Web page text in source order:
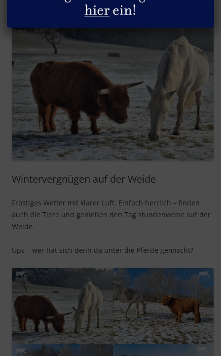
Wintervergnügen auf der Weide
Frostiges Wetter mit klarer Luft. Einfach herrlich – finden
auch die Tiere und genießen den Tag stundenweise auf der
Weide.
Ups – wer hat sich denn da unter die Pferde gemischt?